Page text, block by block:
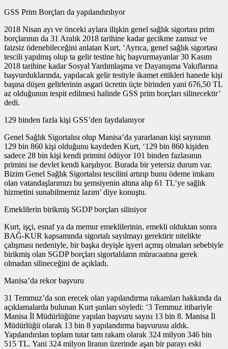
GSS Prim Borçları da yapılandırılıyor
2018 Nisan ayı ve önceki aylara ilişkin genel sağlık sigortası prim
borçlarının da 31 Aralık 2018 tarihine kadar gecikme zamsız ve
faizsiz ödenebileceğini anlatan Kurt, ‘Ayrıca, genel sağlık sigortası
tescili yapılmış olup ta gelir testine hiç başvurmayanlar 30 Kasım
2018 tarihine kadar Sosyal Yardımlaşma ve Dayanışma Vakıflarına
başvurduklarında, yapılacak gelir testiyle ikamet ettikleri hanede kişi
başına düşen gelirlerinin asgari ücretin üçte birinden yani 676,50 TL
az olduğunun tespit edilmesi halinde GSS prim borçları silinecektir’
dedi.
129 binden fazla kişi GSS’den faydalanıyor
Genel Sağlık Sigortalısı olup Manisa’da yararlanan kişi sayısının
129 bin 860 kişi olduğunu kaydeden Kurt, ‘129 bin 860 kişiden
sadece 28 bin kişi kendi primini ödüyor 101 binden fazlasının
primini ise devlet kendi karşılıyor. Burada bir yetersiz durum var.
Bizim Genel Sağlık Sigortalısı tescilini artırıp bunu ödeme imkanı
olan vatandaşlarımızı bu şemsiyenin altına alıp 61 TL’ye sağlık
hizmetini sunabilmemiz lazım’ diye konuştu.
Emeklilerin birikmiş SGDP borçları siliniyor
Kurt, işçi, esnaf ya da memur emeklilerinin, emekli olduktan sonra
BAĞ-KUR kapsamında sigortalı sayılmayı gerektirir nitelikte
çalışması nedeniyle, bir başka deyişle işyeri açmış olmaları sebebiyle
birikmiş olan SGDP borçları sigortalıların müracaatına gerek
olmadan silineceğini de açıkladı.
Manisa’da rekor başvuru
31 Temmuz’da son erecek olan yapılandırma rakamları hakkında da
açıklamalarda bulunan Kurt şunları söyledi: ‘3 Temmuz itibariyle
Manisa İl Müdürlüğüne yapılan başvuru sayısı 13 bin 8. Manisa İl
Müdürlüğü olarak 13 bin 8 yapılandırma başvurusu aldık.
Yapılandırılan toplam tutar tam rakam olarak 324 milyon 346 bin
515 TL. Yani 324 milyon liranın üzerinde aşan bir parayı eski